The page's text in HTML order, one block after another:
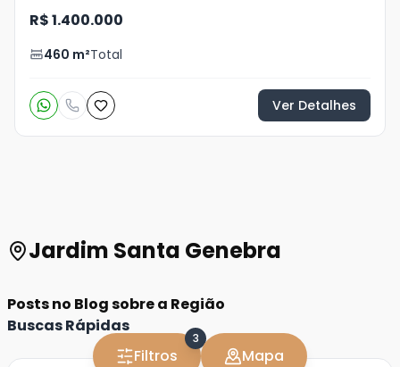
Filtros
3
Mapa
R$ 1.400.000
460 m²Total
Ver Detalhes
Jardim Santa Genebra
Posts no Blog sobre a Região
Buscas Rápidas